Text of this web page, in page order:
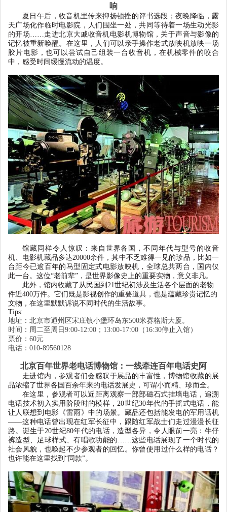
响
夏日午后，收音机里传来抑扬顿挫的评书选段；夜晚降临，露
天广场化作临时电影院，人们围坐一处，共同等待着一场生动光影
的开场 ……走进北京大戚收音机电影机博物馆，关于声音与影像的
记忆被重新唤醒。在这里，人们可以亲手操作老式放映机放映一场
胶片电影，也可以尝试自己组装一台收音机，在机械零件的咬合
中，感受时间缓慢流动的温度。
馆藏同样令人惊叹：来自世界各国，不同年代与型号的收音
机、电影机藏品多达20000余件，其中不乏难得一见的珍品，比如一
台距今已逾百年的马型固定式电影放映机，全球总共两台，国内仅
此一台。这位“老前辈” ，是世界影像史上的重要实物，意义非凡。
此外，馆内收藏了从民国到 21世纪初涉及生活各个层面的老物
件近400万件。它们既是影视创作的重要道具，也是蕴藏珍贵记忆的
文物，在这里默默诉说不同时代的生活故事。
Tips:
地址：北京市通州区宋庄镇小堡环岛东500米赛格斯大厦。
时间：周二至周日 9:00-12:00；13:00-17:00（16:30停止入馆）
票价： 60元
电话： 010-89560128
北京百年世界老电话博物馆：一线牵连百年电话史阿
走进馆内，参观者们会感叹于展品的丰富性，博物馆收藏的展
品浓缩了世界各国百余年来的电话发展史，可谓小而精、珍而全。
在这里，参观者可以近距离观察一部部磁石式挂墙电话，追溯
电话技术初入实用阶段时的模样，20世纪30年代的手摇式电话，能
让人联想到电影《雷雨》中的场景。藏品还包括能发电的军用话机
——这种电话曾出现在红军长征中，跟随红军战士们走过漫漫长征
路。诞生于20世纪80年代的电话，造型各异，令人眼前一亮：牛仔
裤造型、足球样式、有唱歌功能的 ……这些电话展现了一个时代的
社会风貌，也唤起不少参观者的回忆。你曾使用过什么样的电话？
也许能在这里找到 “ 同款”。